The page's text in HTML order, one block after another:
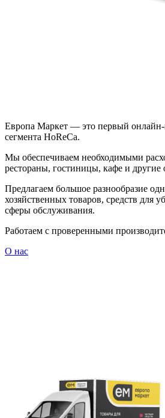
Европа Маркет — это первый онлайн-
сегмента HoReCa.
Мы обеспечиваем необходимыми
рестораны, гостиницы, кафе и другие
Предлагаем большое разнообразие
хозяйственных товаров, средств для
сферы обслуживания.
Работаем с проверенными
О нас